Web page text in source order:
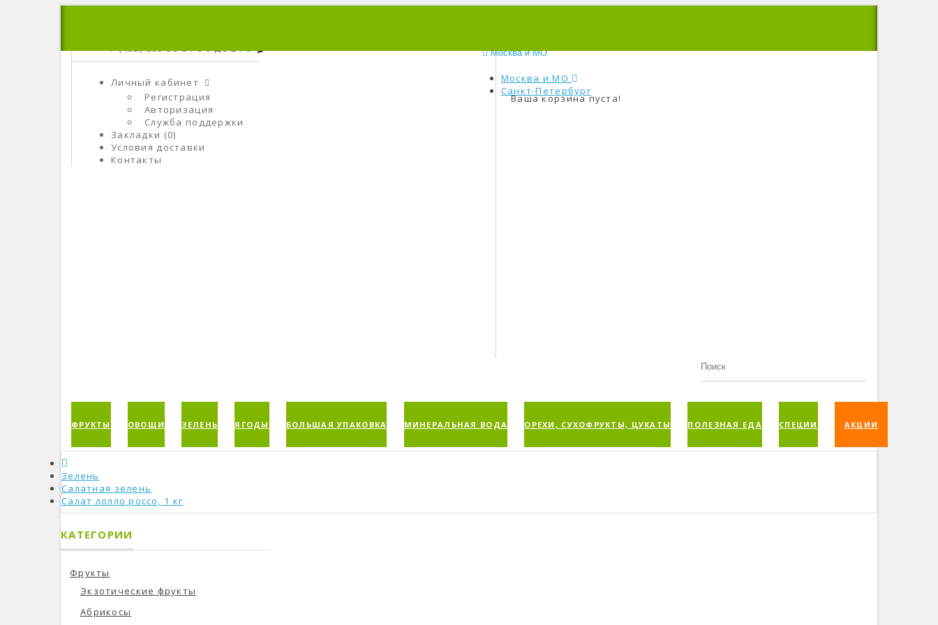
+7 (495) 666-56-84C 9 До 21
Личный кабинет
Регистрация
Авторизация
Служба поддержки
Закладки (0)
Условия доставки
Контакты
Ваша корзина пуста!
Москва и МО
Москва и МО
Санкт-Петербург
ФРУКТЫ ОВОЩИ ЗЕЛЕНЬ ЯГОДЫ БОЛЬШАЯ УПАКОВКА МИНЕРАЛЬНАЯ ВОДА ОРЕХИ, СУХОФРУКТЫ, ЦУКАТЫ ПОЛЕЗНАЯ ЕДА СПЕЦИИ АКЦИИ
Зелень
Салатная зелень
Салат лолло россо, 1 кг
КАТЕГОРИИ
Фрукты
Экзотические фрукты
Абрикосы